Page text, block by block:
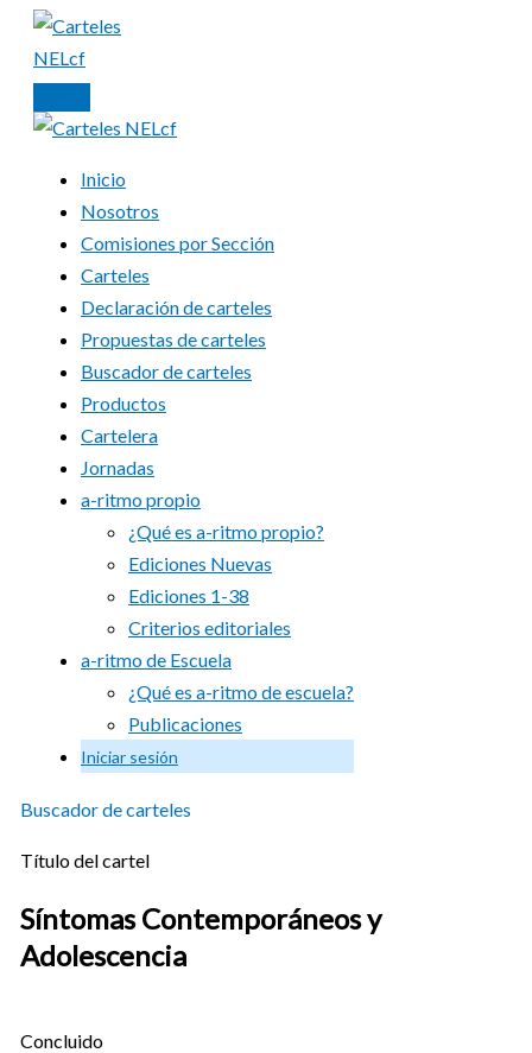
contenido
Inicio
Nosotros
Comisiones por Sección
Carteles
Declaración de carteles
Propuestas de carteles
Buscador de carteles
Productos
Cartelera
Jornadas
a-ritmo propio
¿Qué es a-ritmo propio?
Ediciones Nuevas
Ediciones 1-38
Criterios editoriales
a-ritmo de Escuela
¿Qué es a-ritmo de escuela?
Publicaciones
Iniciar sesión
Buscador de carteles
Título del cartel
Síntomas Contemporáneos y
Adolescencia
Concluido